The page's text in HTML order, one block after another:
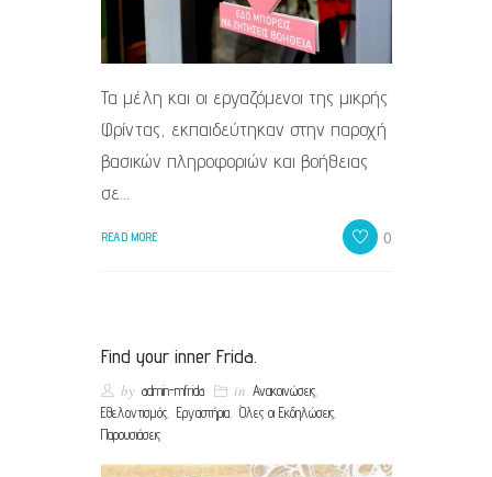
Τα μέλη και οι εργαζόμενοι της μικρής
Φρίντας, εκπαιδεύτηκαν στην παροχή
βασικών πληροφοριών και βοήθειας
σε…
READ MORE 0
Find your inner Frida.
by admin-mfrida in Ανακοινώσεις,
Εθελοντισμός, Εργαστήρια, Όλες οι Εκδηλώσεις,
Παρουσιάσεις